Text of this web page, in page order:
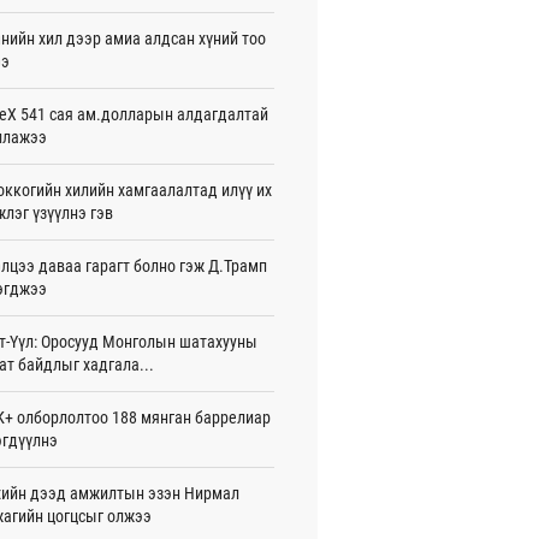
16 цаг 01 мин
Бангладешт эргэн ирэхээ
15 цаг 58 мин
15 цаг 54 мин
улсын хамтын ажиллагааны талаар
солилцов
сард Сүхбаатар боомтоор
тонн Аи-92 автобензин импортолжээ
Н.Амарзаяа: 32 хуудастай
дэвтэр долоо хоногт л дүүрдэг
15 цаг 31 мин
хил дээр амиа алдсан хүний тоо
541 сая ам.долларын алдагдалтай
хилийн хамгаалалтад илүү их
үзүүлнэ гэв
даваа гарагт болно гэж Д.Трамп
Үүл: Оросууд Монголын шатахууны
байдлыг хадгала...
олборлолтоо 188 мянган баррелиар
дээд амжилтын эзэн Нирмал
цогцсыг олжээ